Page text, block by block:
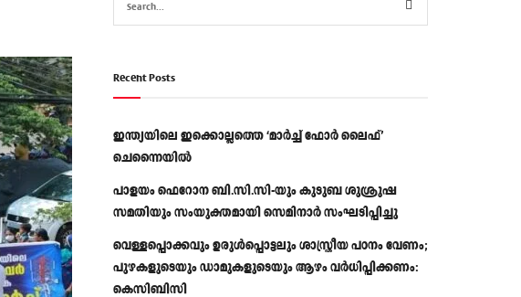
Recent Posts
ഇന്ത്യയിലെ ഇക്കൊല്ലത്തെ ‘മാർച്ച് ഫോർ ലൈഫ്’
ചെന്നൈയിൽ
പാളയം ഫെറോന ബി.സി.സി-യും കുടുബ ശുശ്രൂഷ
സമതിയും സംയുക്തമായി സെമിനാർ സംഘടിപ്പിച്ചു
വെള്ളപ്പൊക്കവും ഉരുള്‍പ്പൊട്ടലും ശാസ്ത്രീയ പഠനം വേണം;
പുഴകളുടെയും ഡാമുകളുടെയും ആഴം വര്‍ധിപ്പിക്കണം:
കെസിബിസി